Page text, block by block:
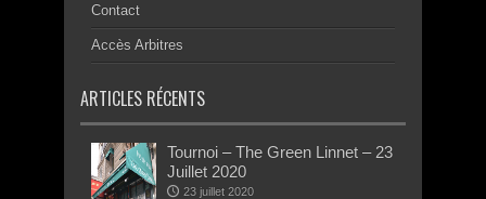
Contact
Accès Arbitres
ARTICLES RÉCENTS
Tournoi – The Green Linnet – 23
Juillet 2020
23 juillet 2020